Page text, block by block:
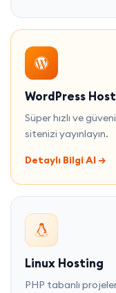
WordPress
Süper hızlı ve
sitenizi yayınlayın.
Detaylı Bilgi Al→
Linux Hosting
PHP tabanlı